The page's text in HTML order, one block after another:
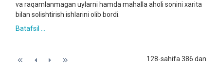
va raqamlanmagan uylarni hamda mahalla aholi sonini xarita
bilan solishtirish ishlarini olib bordi.
Batafsil ...
128-sahifa 386 dan